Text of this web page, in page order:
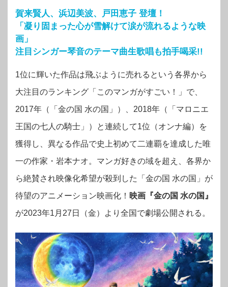
賀来賢人、浜辺美波、戸田恵子 登壇！
「凝り固まった心が雪解けて涙が流れるような映
画」
注目シンガー琴音のテーマ曲生歌唱も拍手喝采!!
1位に輝いた作品は飛ぶように売れるという各界から
大注目のランキング「このマンガがすごい！」で、
2017年（「金の国 水の国」）、2018年（「マロニエ
王国の七人の騎士」）と連続して1位（オンナ編）を
獲得し、異なる作品で史上初めて二連覇を達成した唯
一の作家・岩本ナオ。マンガ好きの域を超え、各界か
ら絶賛され映像化希望が殺到した「金の国 水の国」が
待望のアニメーション映画化！ 映画『金の国 水の国』
が2023年1月27日（金）より全国で劇場公開される。